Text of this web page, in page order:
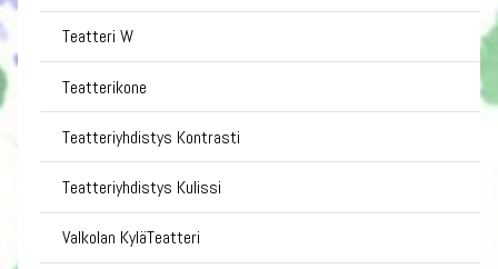
Teatteri W
Teatterikone
Teatteriyhdistys Kontrasti
Teatteriyhdistys Kulissi
Valkolan KyläTeatteri